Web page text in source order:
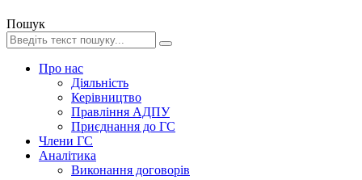
Пошук
Про нас
Діяльність
Керівництво
Правління АДПУ
Приєднання до ГС
Члени ГС
Аналітика
Виконання договорів